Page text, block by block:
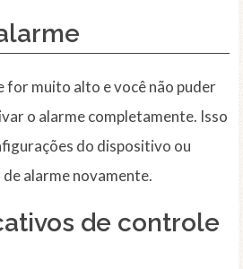
for muito alto e você não puder
o alarme completamente. Isso
do dispositivo ou
alarme novamente.
de controle